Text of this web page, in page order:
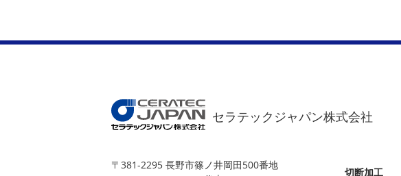
切断加工
セラテックジャパン株式会社
〒381-2295 長野市篠ノ井岡田500番地